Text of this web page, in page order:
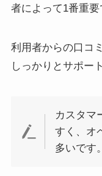
者によって1番重要
利用者からの口コ
しっかりとサポー
カスタマ
すく、オ
多いです。